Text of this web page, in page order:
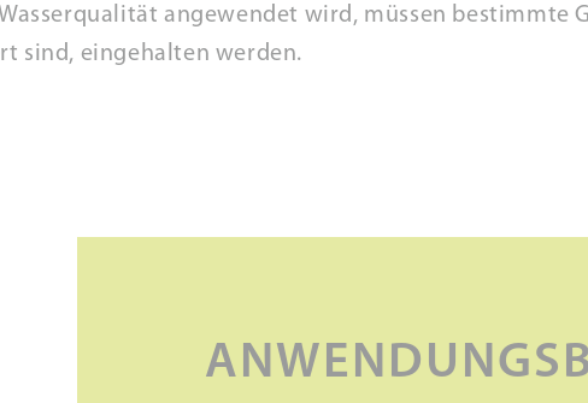
angewendet wird, müssen bestimmte
sind, eingehalten werden.